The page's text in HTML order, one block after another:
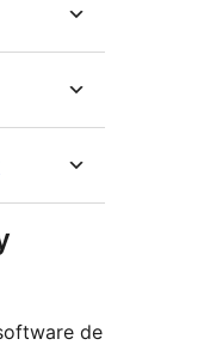
de